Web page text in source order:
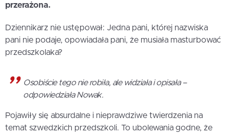
przerażona.
Dziennikarz nie ustępował: Jedna pani, której nazwiska
pani nie podaje, opowiadała pani, że musiała masturbować
przedszkolaka?
Osobiście tego nie robiła, ale widziała i opisała –
odpowiedziała Nowak.
Pojawiły się absurdalne i nieprawdziwe twierdzenia na
temat szwedzkich przedszkoli. To ubolewania godne, że